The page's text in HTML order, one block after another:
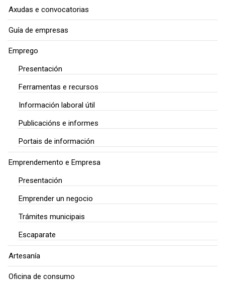
Axudas e convocatorias
Guía de empresas
Emprego
Presentación
Ferramentas e recursos
Información laboral útil
Publicacións e informes
Portais de información
Emprendemento e Empresa
Presentación
Emprender un negocio
Trámites municipais
Escaparate
Artesanía
Oficina de consumo